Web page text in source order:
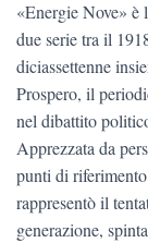
«Energie Nove» è
due serie tra il
diciassettenne
Prospero, il
nel dibattito
Apprezzata da
punti di
rappresentò il
generazione,